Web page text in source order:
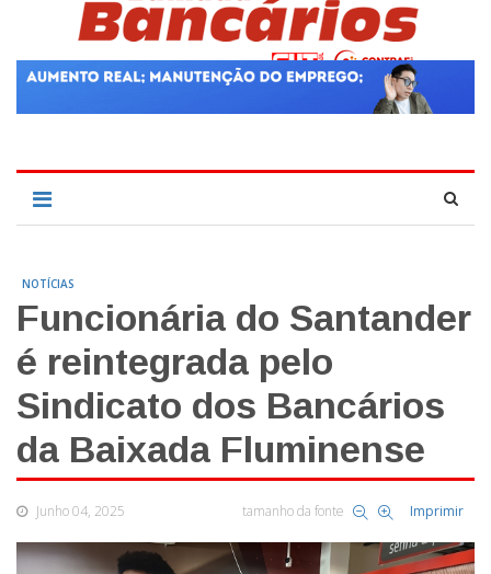
NOTÍCIAS
Funcionária do Santander
é reintegrada pelo
Sindicato dos Bancários
da Baixada Fluminense
Junho 04, 2025 tamanho da fonte Imprimir